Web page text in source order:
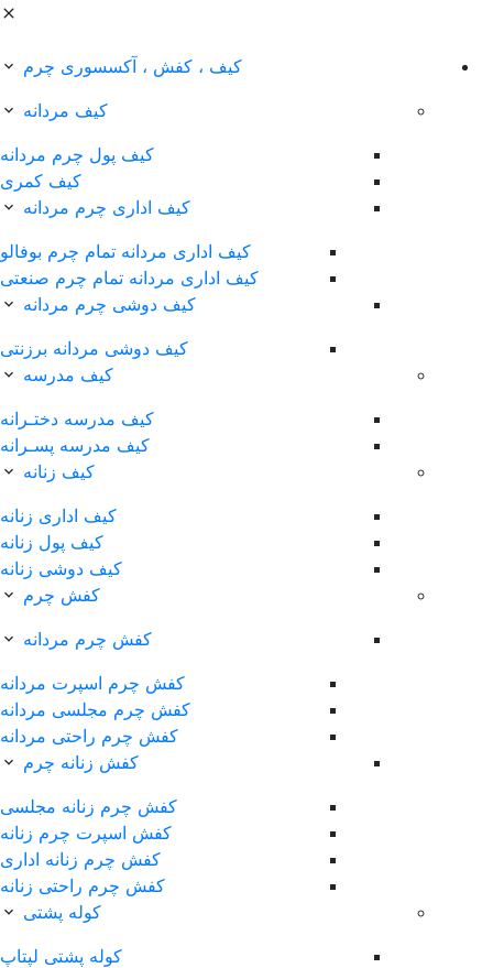
کیف ، کفش ، آکسسوری چرم
کیف مردانه
کیف پول چرم مردانه
کیف کمری
کیف اداری چرم مردانه
کیف اداری مردانه تمام چرم بوفالو
کیف اداری مردانه تمام چرم صنعتی
کیف دوشی چرم مردانه
کیف دوشی مردانه برزنتی
کیف مدرسه
کیف مدرسه دختـرانه
کیف مدرسه پسـرانه
کیف زنانه
کیف اداری زنانه
کیف پول زنانه
کیف دوشی زنانه
کفش چرم
کفش چرم مردانه
کفش چرم اسپرت مردانه
کفش چرم مجلسی مردانه
کفش چرم راحتی مردانه
کفش زنانه چرم
کفش چرم زنانه مجلسی
کفش اسپرت چرم زنانه
کفش چرم زنانه اداری
کفش چرم راحتی زنانه
کوله پشتی
کوله پشتی لپتاپ